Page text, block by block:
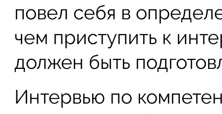
повел себя в
чем приступить к
должен быть
Интервью по